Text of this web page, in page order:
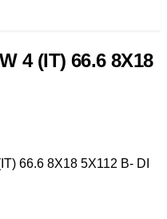
4 (IT) 66.6 8X18
66.6 8X18 5X112 B- DI